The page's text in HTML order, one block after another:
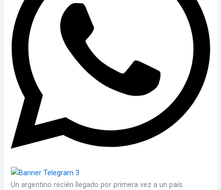
Un argentino recién llegado por primera vez a un país